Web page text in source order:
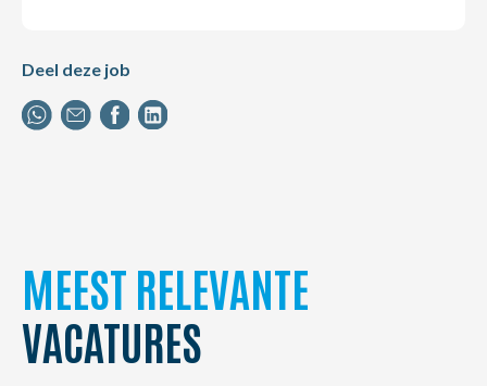
Deel deze job
MEEST RELEVANTE
VACATURES